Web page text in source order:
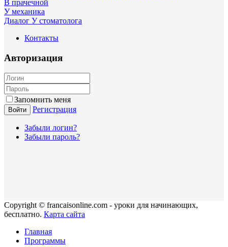
В прачечной
У механика
Диалог У стоматолога
Контакты
Авторизация
Запомнить меня
Войти Регистрация
Забыли логин?
Забыли пароль?
Copyright © francaisonline.com - уроки для начинающих,
бесплатно. Карта сайта
Главная
Программы